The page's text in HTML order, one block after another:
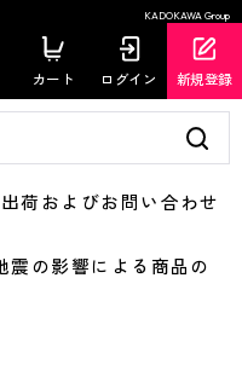
KADOKAWA Group
カート ログイン 新規登録
およびお問い合わせ
の影響による商品の